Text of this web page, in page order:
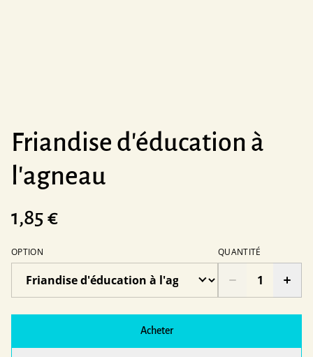
Friandise d'éducation à
l'agneau
1,85 €
OPTION QUANTITÉ
Acheter